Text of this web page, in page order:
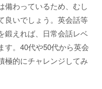
備わっているため、むし
良いでしょう。英会話等
鍛えれば、日常会話レベ
す。40代や50代から英会
極的にチャレンジしてみ